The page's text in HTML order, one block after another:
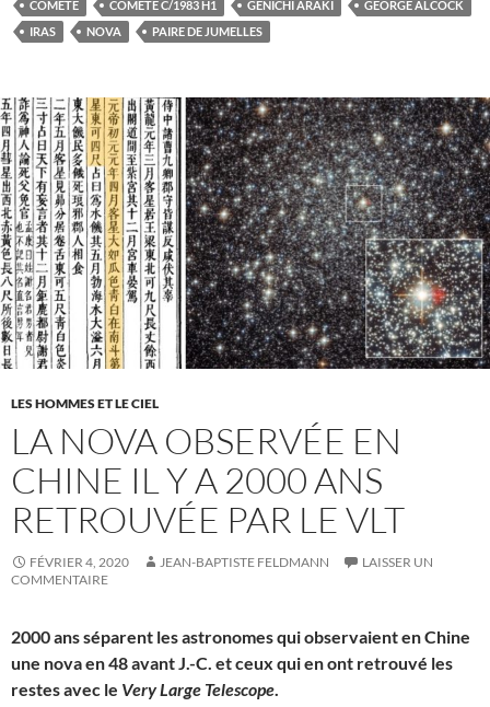
COMÈTE COMÈTE C/1983 H1 GENICHI ARAKI
GEORGE ALCOCK
IRAS
NOVA PAIRE DE JUMELLES
LES HOMMES ET LE CIEL
LA NOVA OBSERVÉE EN
CHINE IL Y A 2000 ANS
RETROUVÉE PAR LE VLT
FÉVRIER 4, 2020 JEAN-BAPTISTE FELDMANN
LAISSER UN
COMMENTAIRE
2000 ans séparent les astronomes qui observaient en Chine
une nova en 48 avant J.-C. et ceux qui en ont retrouvé les
restes avec le Very Large Telescope.